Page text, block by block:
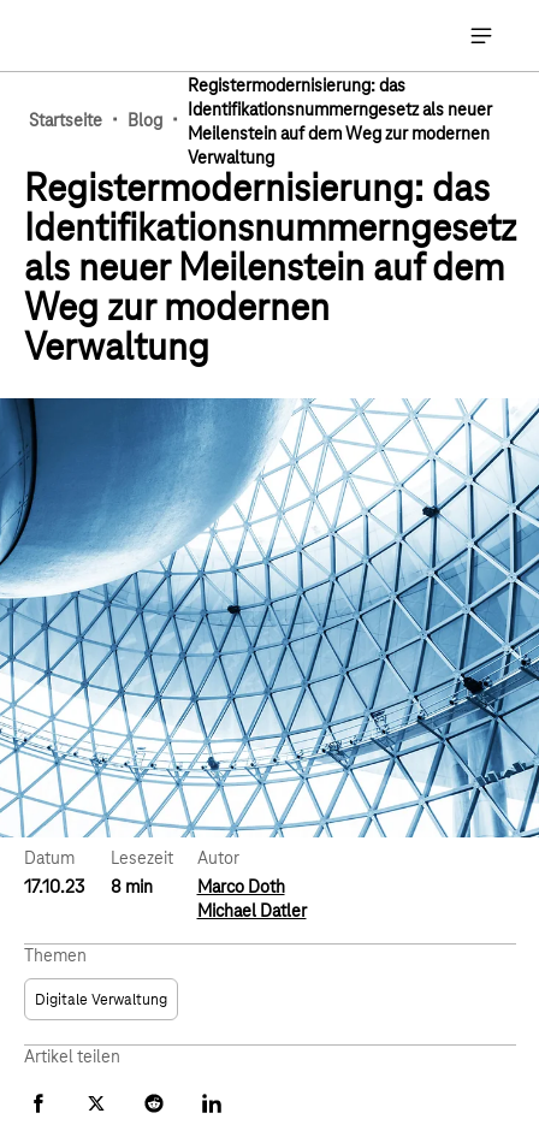
Startseite · Blog ·
Registermodernisierung: das
Identifikationsnummerngesetz als neuer
Meilenstein auf dem Weg zur modernen
Verwaltung
Registermodernisierung: das
Identifikationsnummerngesetz
als neuer Meilenstein auf dem
Weg zur modernen
Verwaltung
Datum
17.10.23
Lesezeit
8 min
Autor
Marco Doth
Michael Datler
Themen
Digitale Verwaltung
Artikel teilen
Facebook
X Reddit LinkedIn